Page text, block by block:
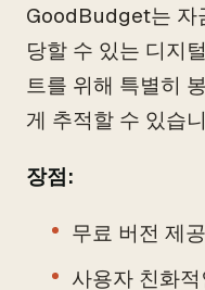
GoodBudget는 자
당할 수 있는 디지
트를 위해 특별히
게 추적할 수 있습
장점:
무료 버전 제공
사용자 친화